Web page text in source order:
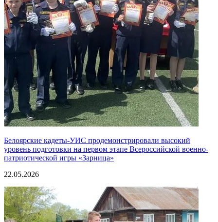
Белоярские кадеты-УИС продемонстрировали высокий
уровень подготовки на первом этапе Всероссийской военно-
патриотической игры «Зарница»
22.05.2026